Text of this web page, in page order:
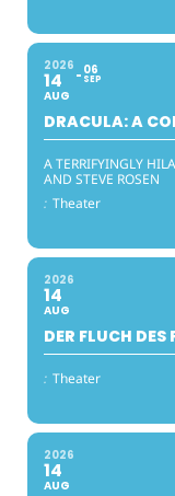
2026
14
AUG
06
SEP
DRACULA: A
A TERRIFYINGLY
AND STEVE ROSEN
: Theater
2026
14
AUG
DER FLUCH
: Theater
2026
14
AUG